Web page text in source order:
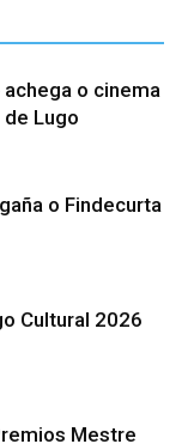
achega o cinema
Lugo
o Findecurta
Cultural 2026
Mestre